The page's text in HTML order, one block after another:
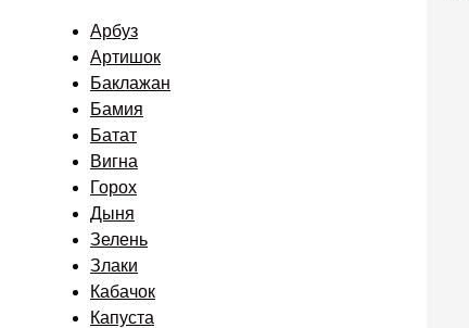
Арбуз
Артишок
Баклажан
Бамия
Батат
Вигна
Горох
Дыня
Зелень
Злаки
Кабачок
Капуста